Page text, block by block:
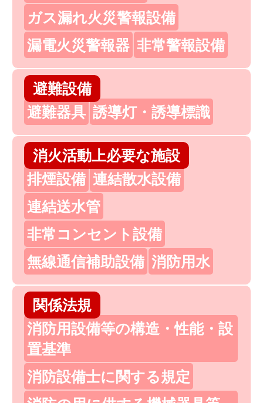
ガス漏れ火災警報設備
漏電火災警報器 非常警報設備
避難設備
避難器具 誘導灯・誘導標識
消火活動上必要な施設
排煙設備 連結散水設備
連結送水管
非常コンセント設備
無線通信補助設備 消防用水
関係法規
消防用設備等の構造・性能・設
置基準
消防設備士に関する規定